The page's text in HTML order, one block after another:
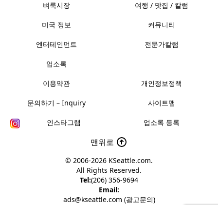
벼룩시장 여행 / 맛집 / 칼럼
미국 정보 커뮤니티
엔터테인먼트 전문가칼럼
업소록
이용약관 개인정보정책
문의하기 – Inquiry 사이트맵
인스타그램 업소록 등록
맨위로
© 2006-2026 KSeattle.com.
All Rights Reserved.
Tel:(206) 356-9694
Email:
ads@kseattle.com (광고문의)